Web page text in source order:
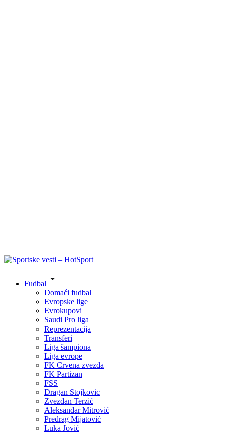
Fudbal
Domaći fudbal
Evropske lige
Evrokupovi
Saudi Pro liga
Reprezentacija
Transferi
Liga šampiona
Liga evrope
FK Crvena zvezda
FK Partizan
FSS
Dragan Stojkovic
Zvezdan Terzić
Aleksandar Mitrović
Predrag Mijatović
Luka Jović